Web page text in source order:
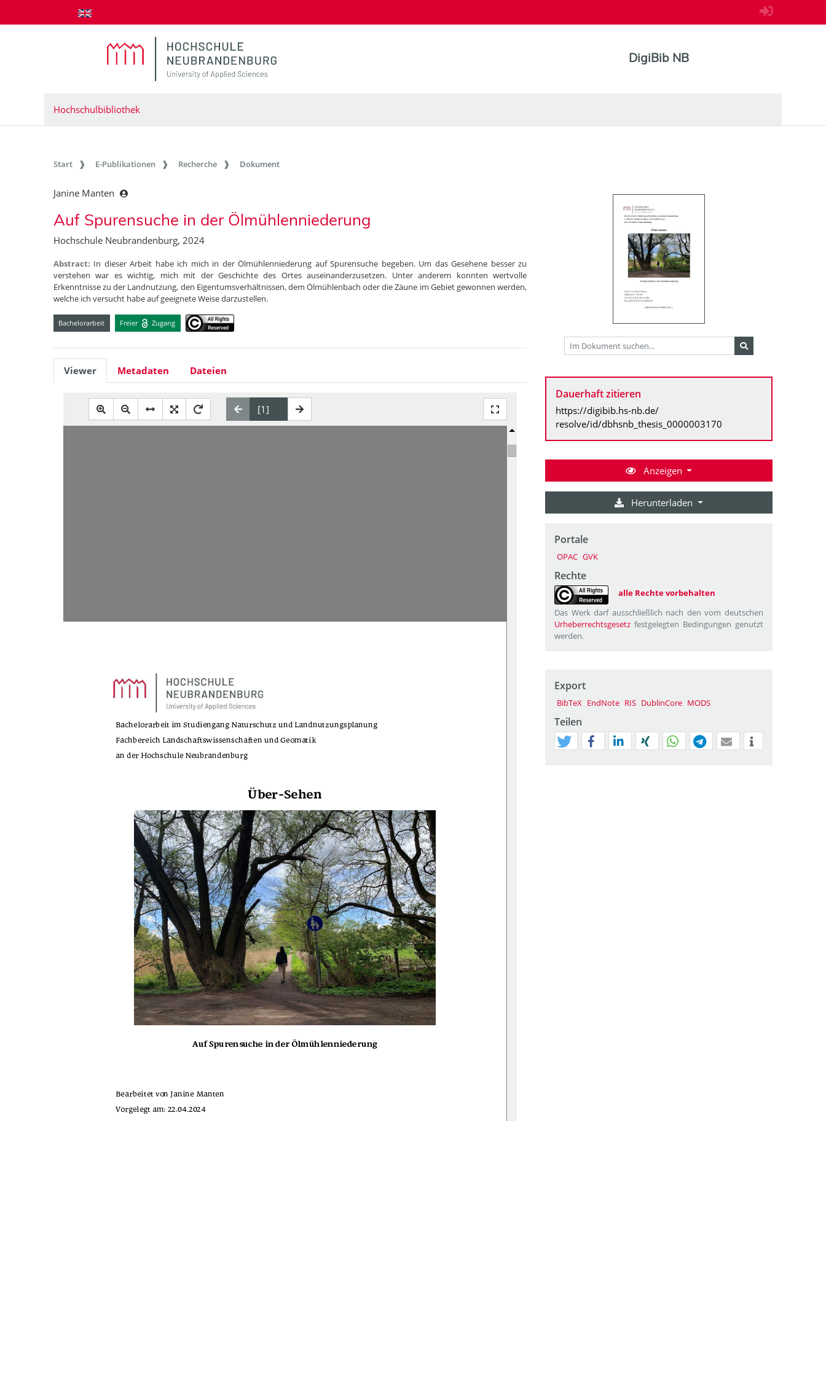
zum Inhalt springen
DigiBib NB
Hochschulbibliothek
Start E-Publikationen Recherche Dokument
Janine Manten
Auf Spurensuche in der Ölmühlenniederung
Hochschule Neubrandenburg, 2024
Abstract: In dieser Arbeit habe ich mich in der Ölmühlenniederung auf Spurensuche begeben. Um das Gesehene besser zu
verstehen war es wichtig, mich mit der Geschichte des Ortes auseinanderzusetzen. Unter anderem konnten wertvolle
Erkenntnisse zu der Landnutzung, den Eigentumsverhältnissen, dem Ölmühlenbach oder die Zäune im Gebiet gewonnen werden,
welche ich versucht habe auf geeignete Weise darzustellen.
Bachelorarbeit Freier Zugang
Viewer Metadaten Dateien
Bachelorarbeit im Studiengang Naturschutz und Landnutzungsplanung
Fachbereich Landschaftswissenschaften und Geomatik
an der Hochschule Neubrandenburg
Über-Sehen
Auf Spurensuche in der Ölmühlenniederung
Bearbeitet von Janine Manten
Vorgelegt am: 22.04.2024
Dauerhaft zitieren
https://digibib.hs-nb.de/
resolve/id/dbhsnb_thesis_0000003170
Anzeigen
Herunterladen
Portale
OPAC GVK
Rechte
alle Rechte vorbehalten
Das Werk darf ausschließlich nach den vom deutschen
Urheberrechtsgesetz festgelegten Bedingungen genutzt
werden.
Export
BibTeX EndNote RIS DublinCore MODS
Teilen